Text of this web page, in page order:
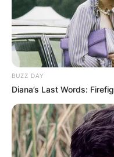
BUZZ DAY
Diana’s Last Words: